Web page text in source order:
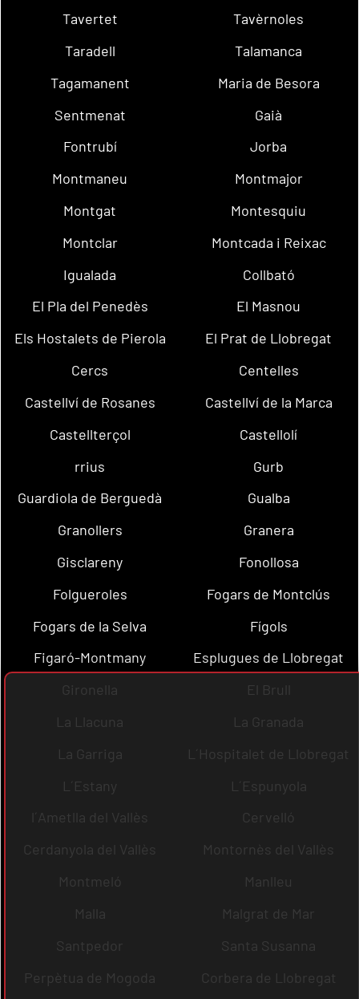
Tavertet
Tavèrnoles
Taradell
Talamanca
Tagamanent
Maria de Besora
Sentmenat
Gaià
Fontrubí
Jorba
Montmaneu
Montmajor
Montgat
Montesquiu
Montclar
Montcada i Reixac
Igualada
Collbató
El Pla del Penedès
El Masnou
Els Hostalets de Pierola
El Prat de Llobregat
Cercs
Centelles
Castellví de Rosanes
Castellví de la Marca
Castellterçol
Castellolí
rrius
Gurb
Guardiola de Berguedà
Gualba
Granollers
Granera
Gisclareny
Fonollosa
Folgueroles
Fogars de Montclús
Fogars de la Selva
Fígols
Figaró-Montmany
Esplugues de Llobregat
Gironella
El Brull
La Llacuna
La Granada
La Garriga
L´Hospitalet de Llobregat
L´Estany
L´Espunyola
l´Ametlla del Vallès
Cervelló
Cerdanyola del Vallès
Montornès del Vallès
Montmeló
Manlleu
Malla
Malgrat de Mar
Santpedor
Santa Susanna
Perpètua de Mogoda
Corbera de Llobregat